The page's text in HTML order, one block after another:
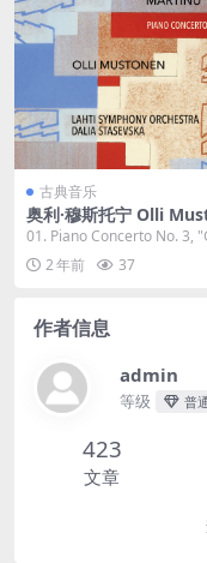
古典音乐
奥利·穆斯托宁 Olli
n - Rautavaara &
iano Concertos No. 3
3) [24Bit/96kHz] [Hi-
01. Piano Concerto No. 3,
Dream...
2 年前 37
作者信息
admin
等级 普
423
文章